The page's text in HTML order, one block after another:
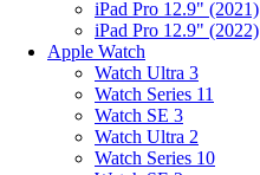
iPad Pro 12.9" (2021)
iPad Pro 12.9" (2022)
Apple Watch
Watch Ultra 3
Watch Series 11
Watch SE 3
Watch Ultra 2
Watch Series 10